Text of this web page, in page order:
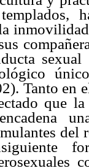
Tanto en
que
del